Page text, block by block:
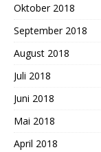
Oktober 2018
September 2018
August 2018
Juli 2018
Juni 2018
Mai 2018
April 2018